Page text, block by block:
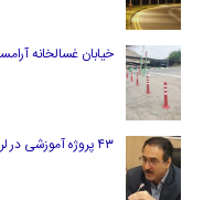
خیابان غسالخانه
۴۳ پروژه آموزشی در لرستان بهره‌برداری می‌شود